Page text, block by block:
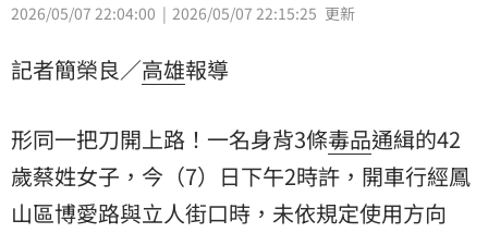
2026/05/07 22:04:00
2026/05/07 22:15:25 更新
記者簡榮良／高雄報導
形同一把刀開上路！一名身背3條毒品通緝的42
歲蔡姓女子，今（7）日下午2時許，開車行經鳳
山區博愛路與立人街口時，未依規定使用方向